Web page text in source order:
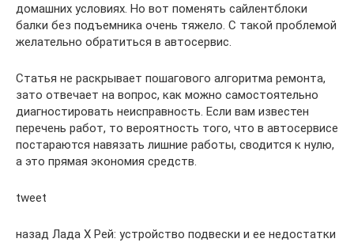
домашних условиях. Но вот поменять сайлентблоки
балки без подъемника очень тяжело. С такой проблемой
желательно обратиться в автосервис.
Статья не раскрывает пошагового алгоритма ремонта,
зато отвечает на вопрос, как можно самостоятельно
диагностировать неисправность. Если вам известен
перечень работ, то вероятность того, что в автосервисе
постараются навязать лишние работы, сводится к нулю,
а это прямая экономия средств.
tweet
назад Лада Х Рей: устройство подвески и ее недостатки